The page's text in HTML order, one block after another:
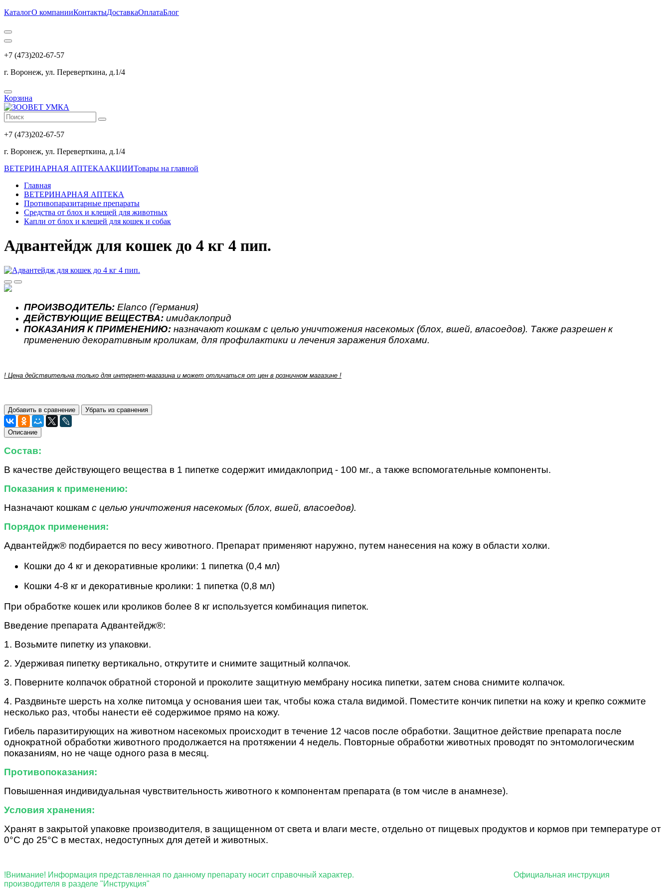
КаталогО компанииКонтактыДоставкаОплатаБлог
+7 (473)202-67-57
г. Воронеж, ул. Переверткина, д.1/4
Корзина
+7 (473)202-67-57
г. Воронеж, ул. Переверткина, д.1/4
ВЕТЕРИНАРНАЯ АПТЕКААКЦИИТовары на главной
Главная
ВЕТЕРИНАРНАЯ АПТЕКА
Противопаразитарные препараты
Средства от блох и клещей для животных
Капли от блох и клещей для кошек и собак
Адвантейдж для кошек до 4 кг 4 пип.
ПРОИЗВОДИТЕЛЬ: Elanco (Германия)
ДЕЙСТВУЮЩИЕ ВЕЩЕСТВА: имидаклоприд
ПОКАЗАНИЯ К ПРИМЕНЕНИЮ: назначают кошкам с целью уничтожения насекомых (блох, вшей, власоедов). Также разрешен к
применению декоративным кроликам, для профилактики и лечения заражения блохами.
! Цена действительна только для интернет-магазина и может отличаться от цен в розничном магазине !
Добавить в сравнение Убрать из сравнения
Описание
Состав:
В качестве действующего вещества в 1 пипетке содержит имидаклоприд - 100 мг., а также вспомогательные компоненты.
Показания к применению:
Назначают кошкам с целью уничтожения насекомых (блох, вшей, власоедов).
Порядок применения:
Адвантейдж® подбирается по весу животного. Препарат применяют наружно, путем нанесения на кожу в области холки.
Кошки до 4 кг и декоративные кролики: 1 пипетка (0,4 мл)
Кошки 4-8 кг и декоративные кролики: 1 пипетка (0,8 мл)
При обработке кошек или кроликов более 8 кг используется комбинация пипеток.
Введение препарата Адвантейдж®:
1. Возьмите пипетку из упаковки.
2. Удерживая пипетку вертикально, открутите и снимите защитный колпачок.
3. Поверните колпачок обратной стороной и проколите защитную мембрану носика пипетки, затем снова снимите колпачок.
4. Раздвиньте шерсть на холке питомца у основания шеи так, чтобы кожа стала видимой. Поместите кончик пипетки на кожу и крепко сожмите
несколько раз, чтобы нанести её содержимое прямо на кожу.
Гибель паразитирующих на животном насекомых происходит в течение 12 часов после обработки. Защитное действие препарата после
однократной обработки животного продолжается на протяжении 4 недель. Повторные обработки животных проводят по энтомологическим
показаниям, но не чаще одного раза в месяц.
Противопоказания:
Повышенная индивидуальная чувствительность животного к компонентам препарата (в том числе в анамнезе).
Условия хранения:
Хранят в закрытой упаковке производителя, в защищенном от света и влаги месте, отдельно от пищевых продуктов и кормов при температуре от
0°С до 25°С в местах, недоступных для детей и животных.
!Внимание! Информация представленная по данному препарату носит справочный характер. Официальная инструкция
производителя в разделе "Инструкция"